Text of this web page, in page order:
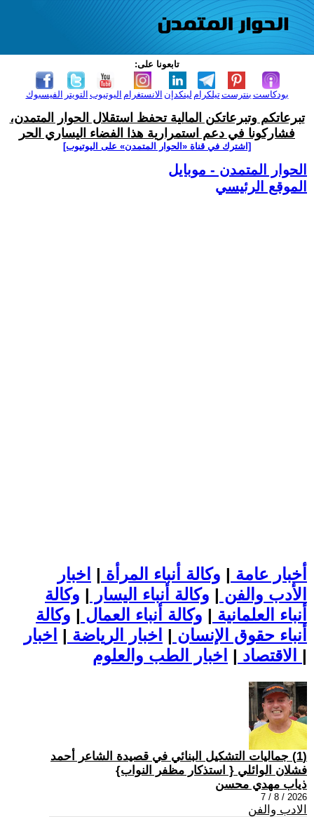
تابعونا على:
الفيسبوك التويتر اليوتيوب الانستغرام لينكدإن تيلكرامبنترست بودكاست
تبرعاتكم وتبرعاتكن المالية تحفظ استقلال الحوار المتمدن،
فشاركونا في دعم استمرارية هذا الفضاء اليساري الحر
[اشترك في قناة ‫«الحوار المتمدن» على اليوتيوب]
الحوار المتمدن - موبايل
الموقع الرئيسي
أخبار عامة | وكالة أنباء المرأة | اخبار
الأدب والفن | وكالة أنباء اليسار | وكالة
أنباء العلمانية | وكالة أنباء العمال | وكالة
أنباء حقوق الإنسان | اخبار الرياضة | اخبار
الاقتصاد | |
(1) جماليات التشكيل البنائي في قصيدة الشاعر أحمد
فشلان الوائلي { استذكار مظفر النواب}
ذياب مهدي محسن
2026 / 8 / 7
الادب والفن